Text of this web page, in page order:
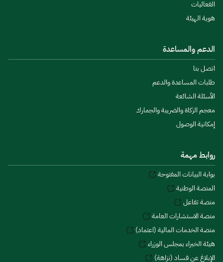
الفعاليات
هوية الهيئة
الدعم والمساعدة
اتصل بنا
طلبات المساعدة والدعم
الأسئلة الشائعة
معجم الزكاة والضريبة والجمارك
إمكانية الوصول
روابط مهمة
بوابة البيانات المفتوحة
المنصة الوطنية
منصة تفاعل
منصة الاستشارات العامة
منصة الخدمات المالية (اعتماد)
هيئة الخبراء بمجلس الوزراء
الإبلاغ عن فساد (نزاهة)